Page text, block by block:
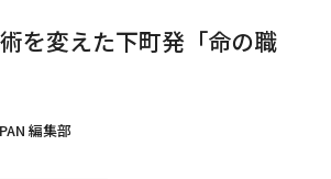
を変えた下町発「命の職
編集部